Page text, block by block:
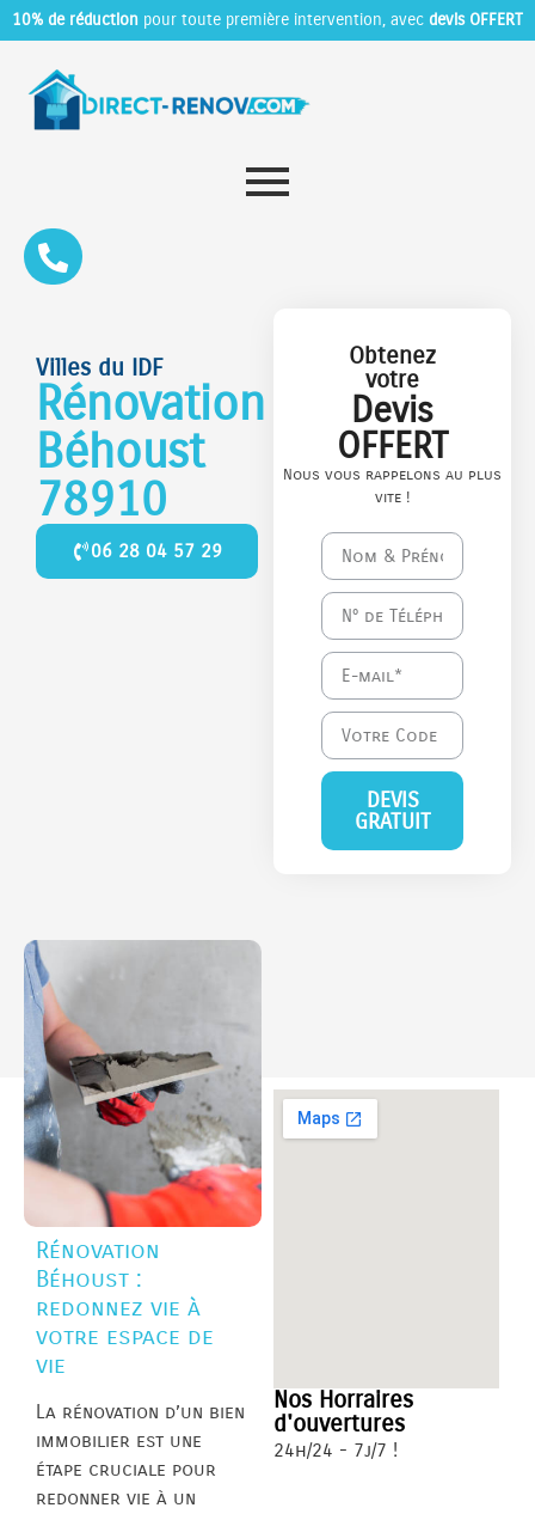
10% de réduction pour toute première intervention, avec devis OFFERT
Villes du IDF
Rénovation
Béhoust
78910
06 28 04 57 29
Obtenez
votre
Devis
OFFERT
Nous vous rappelons au plus
vite !
DEVIS
GRATUIT
Rénovation
Béhoust :
redonnez vie à
votre espace de
vie
La rénovation d’un bien
immobilier est une
étape cruciale pour
redonner vie à un
Nos Horraires
d'ouvertures
24h/24 - 7j/7 !